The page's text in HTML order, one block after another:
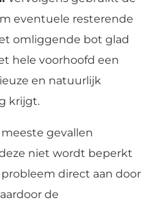
eventuele resterende
omliggende bot glad
hele voorhoofd een
en natuurlijk
krijgt.
gevallen
niet wordt beperkt
direct aan door
de